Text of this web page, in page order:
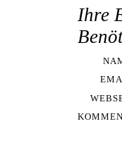
Ihre